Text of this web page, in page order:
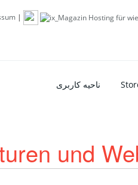
|
ناحیه کاربری
und